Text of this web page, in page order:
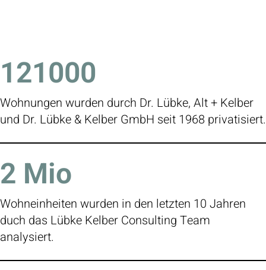
121000
Wohnungen wurden durch Dr. Lübke, Alt + Kelber
und Dr. Lübke & Kelber GmbH seit 1968 privatisiert.
2 Mio
Wohneinheiten wurden in den letzten 10 Jahren
duch das Lübke Kelber Consulting Team
analysiert.